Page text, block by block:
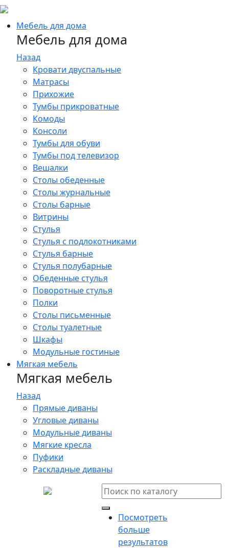
Мебель для дома
Мебель для дома
Назад
Кровати двуспальные
Матрасы
Прихожие
Тумбы прикроватные
Комоды
Консоли
Тумбы для обуви
Тумбы под телевизор
Вешалки
Столы обеденные
Столы журнальные
Столы барные
Витрины
Стулья
Стулья с подлокотниками
Стулья барные
Стулья полубарные
Обеденные стулья
Поворотные стулья
Полки
Столы письменные
Столы туалетные
Шкафы
Модульные гостиные
Мягкая мебель
Мягкая мебель
Назад
Прямые диваны
Угловые диваны
Модульные диваны
Мягкие кресла
Пуфики
Раскладные диваны
Посмотреть
больше
результатов